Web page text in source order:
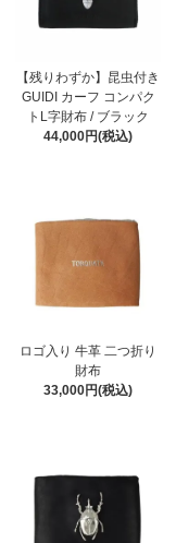
【残りわずか】昆虫付き
GUIDI カーフ コンパク
トL字財布 / ブラック
44,000円(税込)
ロゴ入り 牛革 二つ折り
財布
33,000円(税込)